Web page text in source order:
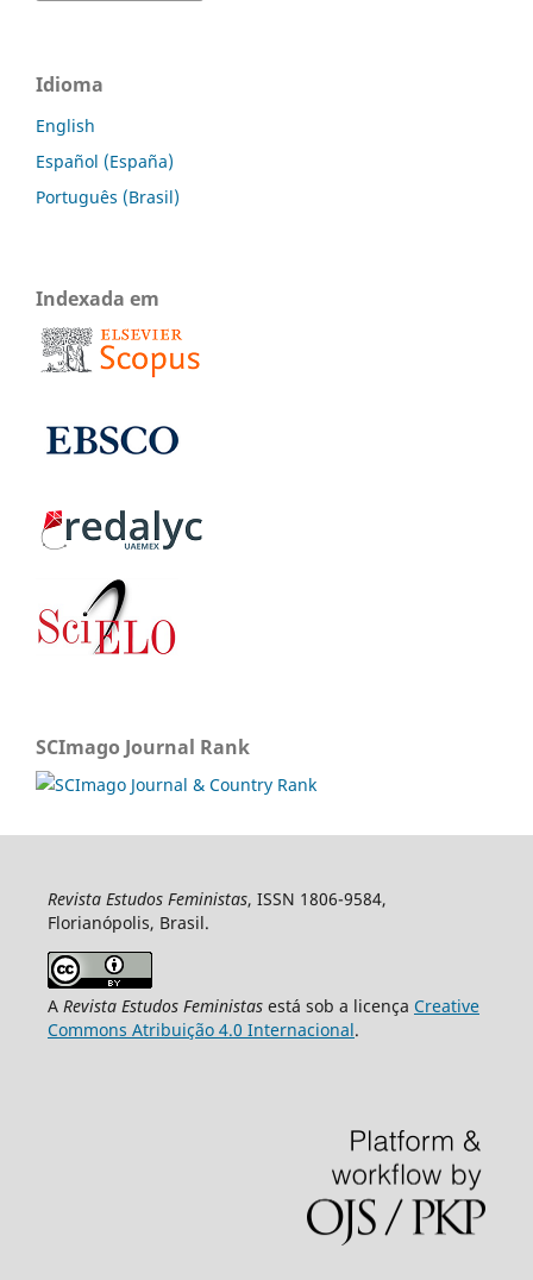
Idioma
English
Español (España)
Português (Brasil)
Indexada em
SCImago Journal Rank
Revista Estudos Feministas, ISSN 1806-9584,
Florianópolis, Brasil.
A Revista Estudos Feministasestá sob a licença Creative
Commons Atribuição 4.0 Internacional.